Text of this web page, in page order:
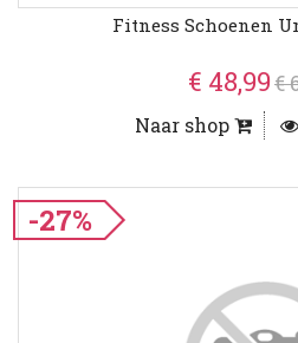
Fitness Schoenen
€ 48,99€
Naar shop
-27%